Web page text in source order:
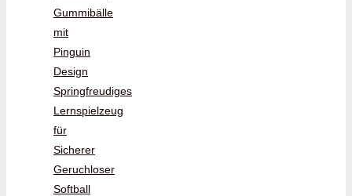
Gummibälle
mit
Pinguin
Design
Springfreudiges
Lernspielzeug
für
Sicherer
Geruchloser
Softball